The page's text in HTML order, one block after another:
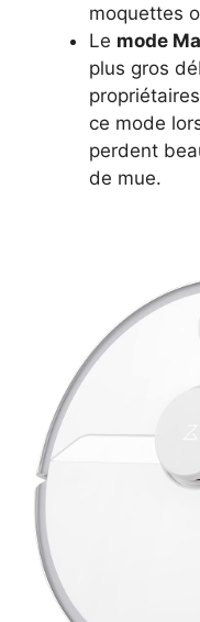
moquettes
Le mode
plus gros
ce mode
perdent
de mue.